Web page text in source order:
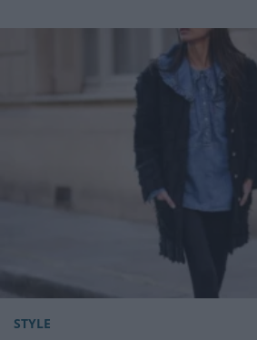
STYLE